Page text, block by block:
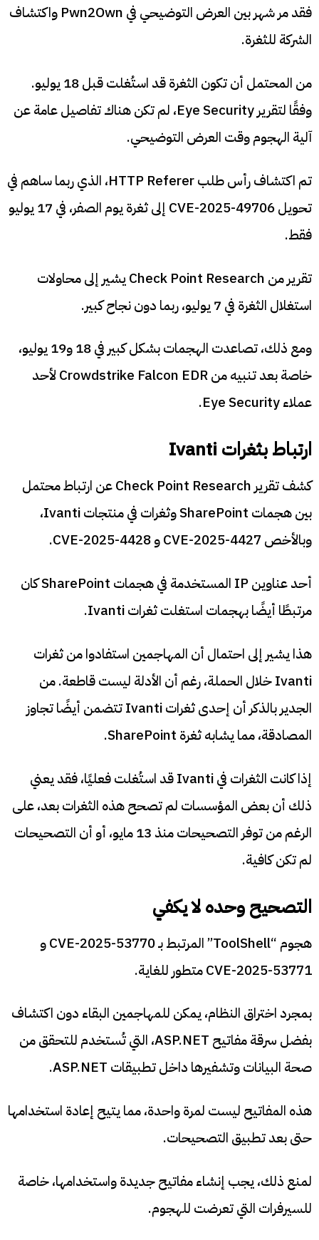
فقد مر شهر بين العرض التوضيحي في Pwn2Own واكتشاف
الشركة للثغرة.
من المحتمل أن تكون الثغرة قد استُغلت قبل 18 يوليو.
وفقًا لتقرير Eye Security، لم تكن هناك تفاصيل عامة عن
آلية الهجوم وقت العرض التوضيحي.
تم اكتشاف رأس طلب HTTP Referer، الذي ربما ساهم في
تحويل CVE-2025-49706 إلى ثغرة يوم الصفر، في 17 يوليو
فقط.
تقرير من Check Point Research يشير إلى محاولات
استغلال الثغرة في 7 يوليو، ربما دون نجاح كبير.
ومع ذلك، تصاعدت الهجمات بشكل كبير في 18 و19 يوليو،
خاصة بعد تنبيه من Crowdstrike Falcon EDR لأحد
عملاء Eye Security.
ارتباط بثغرات Ivanti
كشف تقرير Check Point Research عن ارتباط محتمل
بين هجمات SharePoint وثغرات في منتجات Ivanti،
وبالأخص CVE-2025-4427 و CVE-2025-4428.
أحد عناوين IP المستخدمة في هجمات SharePoint كان
مرتبطًا أيضًا بهجمات استغلت ثغرات Ivanti.
هذا يشير إلى احتمال أن المهاجمين استفادوا من ثغرات
Ivanti خلال الحملة، رغم أن الأدلة ليست قاطعة. من
الجدير بالذكر أن إحدى ثغرات Ivanti تتضمن أيضًا تجاوز
المصادقة، مما يشابه ثغرة SharePoint.
إذا كانت الثغرات في Ivanti قد استُغلت فعليًا، فقد يعني
ذلك أن بعض المؤسسات لم تصحح هذه الثغرات بعد، على
الرغم من توفر التصحيحات منذ 13 مايو، أو أن التصحيحات
لم تكن كافية.
التصحيح وحده لا يكفي
هجوم “ToolShell” المرتبط بـ CVE-2025-53770 و
CVE-2025-53771 متطور للغاية.
بمجرد اختراق النظام، يمكن للمهاجمين البقاء دون اكتشاف
بفضل سرقة مفاتيح ASP.NET، التي تُستخدم للتحقق من
صحة البيانات وتشفيرها داخل تطبيقات ASP.NET.
هذه المفاتيح ليست لمرة واحدة، مما يتيح إعادة استخدامها
حتى بعد تطبيق التصحيحات.
لمنع ذلك، يجب إنشاء مفاتيح جديدة واستخدامها، خاصة
للسيرفرات التي تعرضت للهجوم.